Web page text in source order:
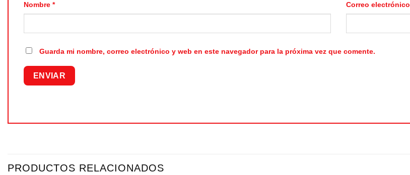
Nombre * Correo electrónico
Guarda mi nombre, correo electrónico y web en este navegador para la próxima vez que comente.
PRODUCTOS RELACIONADOS